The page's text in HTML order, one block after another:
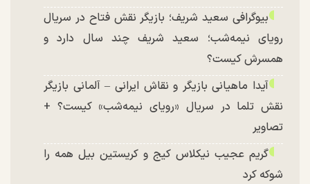
بیوگرافی سعید شریف؛ بازیگر نقش فتاح در سریال
رویای نیمه‌شب؛ سعید شریف چند سال دارد و
همسرش کیست؟
آیدا ماهیانی بازیگر و نقاش ایرانی – آلمانی بازیگر
نقش تلما در سریال «رویای نیمه‌شب» کیست؟ +
تصاویر
گریم عجیب نیکلاس کیج و کریستین بیل همه را
شوکه کرد